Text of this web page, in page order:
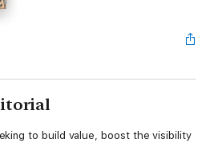
to build value, boost the visibility